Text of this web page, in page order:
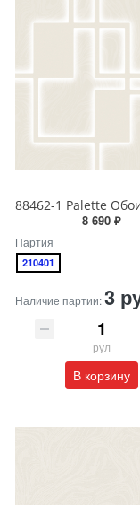
8 690 ₽
Партия
210401
Наличие партии:3
рул
В корзину